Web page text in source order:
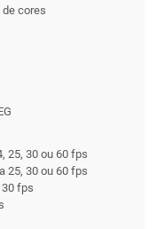
cores
25, 30 ou 60 fps
25, 30 ou 60 fps
30 fps